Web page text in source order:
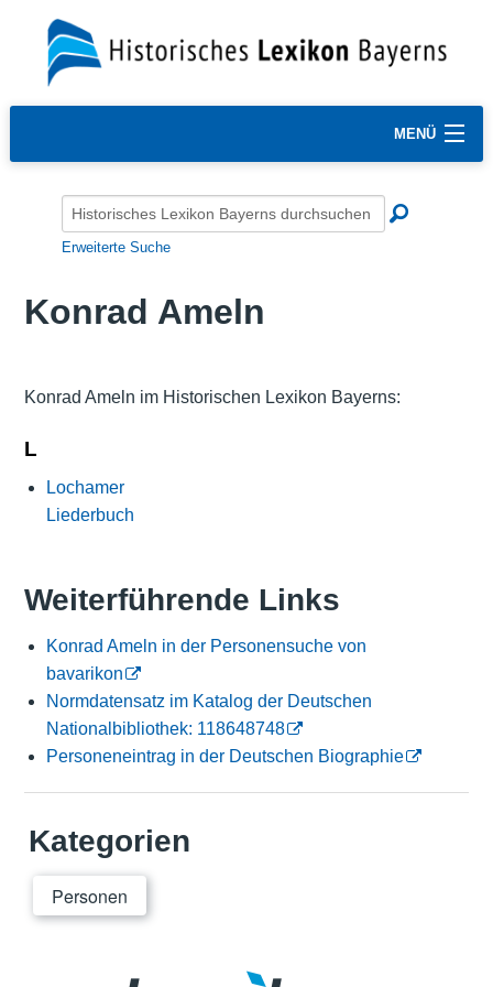
MENÜ
Erweiterte Suche
Konrad Ameln
Konrad Ameln im Historischen Lexikon Bayerns:
L
Lochamer
Liederbuch
Weiterführende Links
Konrad Ameln in der Personensuche von
bavarikon
Normdatensatz im Katalog der Deutschen
Nationalbibliothek: 118648748
Personeneintrag in der Deutschen Biographie
Kategorien
Personen